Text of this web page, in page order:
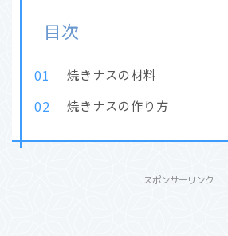
目次
焼きナスの材料
焼きナスの作り方
スポンサーリンク